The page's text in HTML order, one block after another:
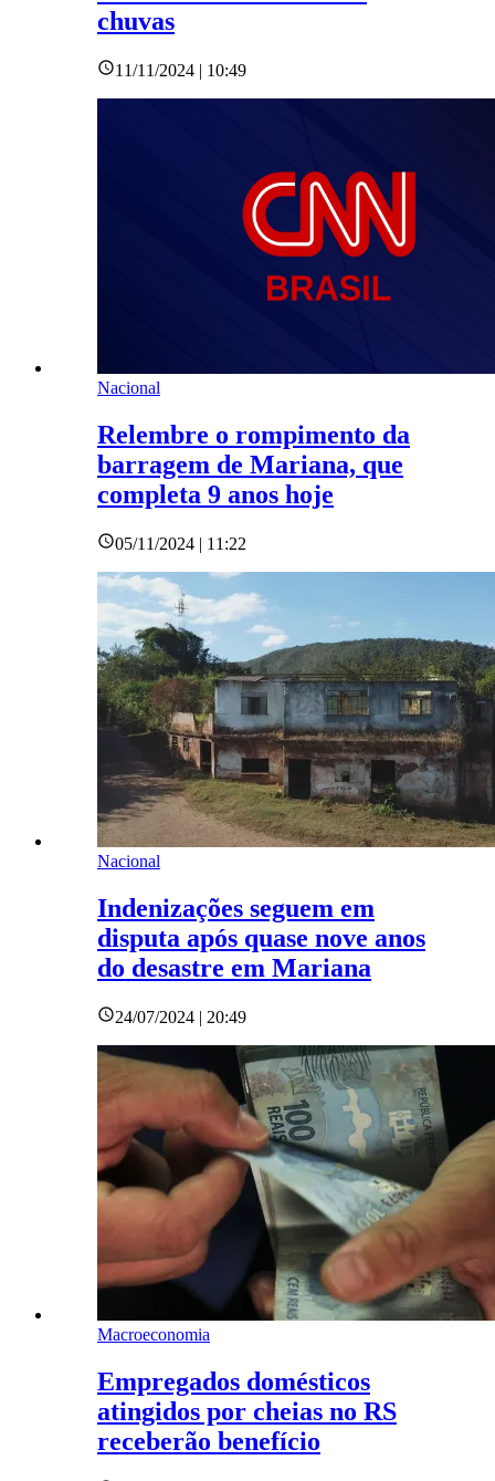
chuvas
11/11/2024 | 10:49
Nacional
Relembre o rompimento da
barragem de Mariana, que
completa 9 anos hoje
05/11/2024 | 11:22
Nacional
Indenizações seguem em
disputa após quase nove anos
do desastre em Mariana
24/07/2024 | 20:49
Macroeconomia
Empregados domésticos
atingidos por cheias no RS
receberão benefício